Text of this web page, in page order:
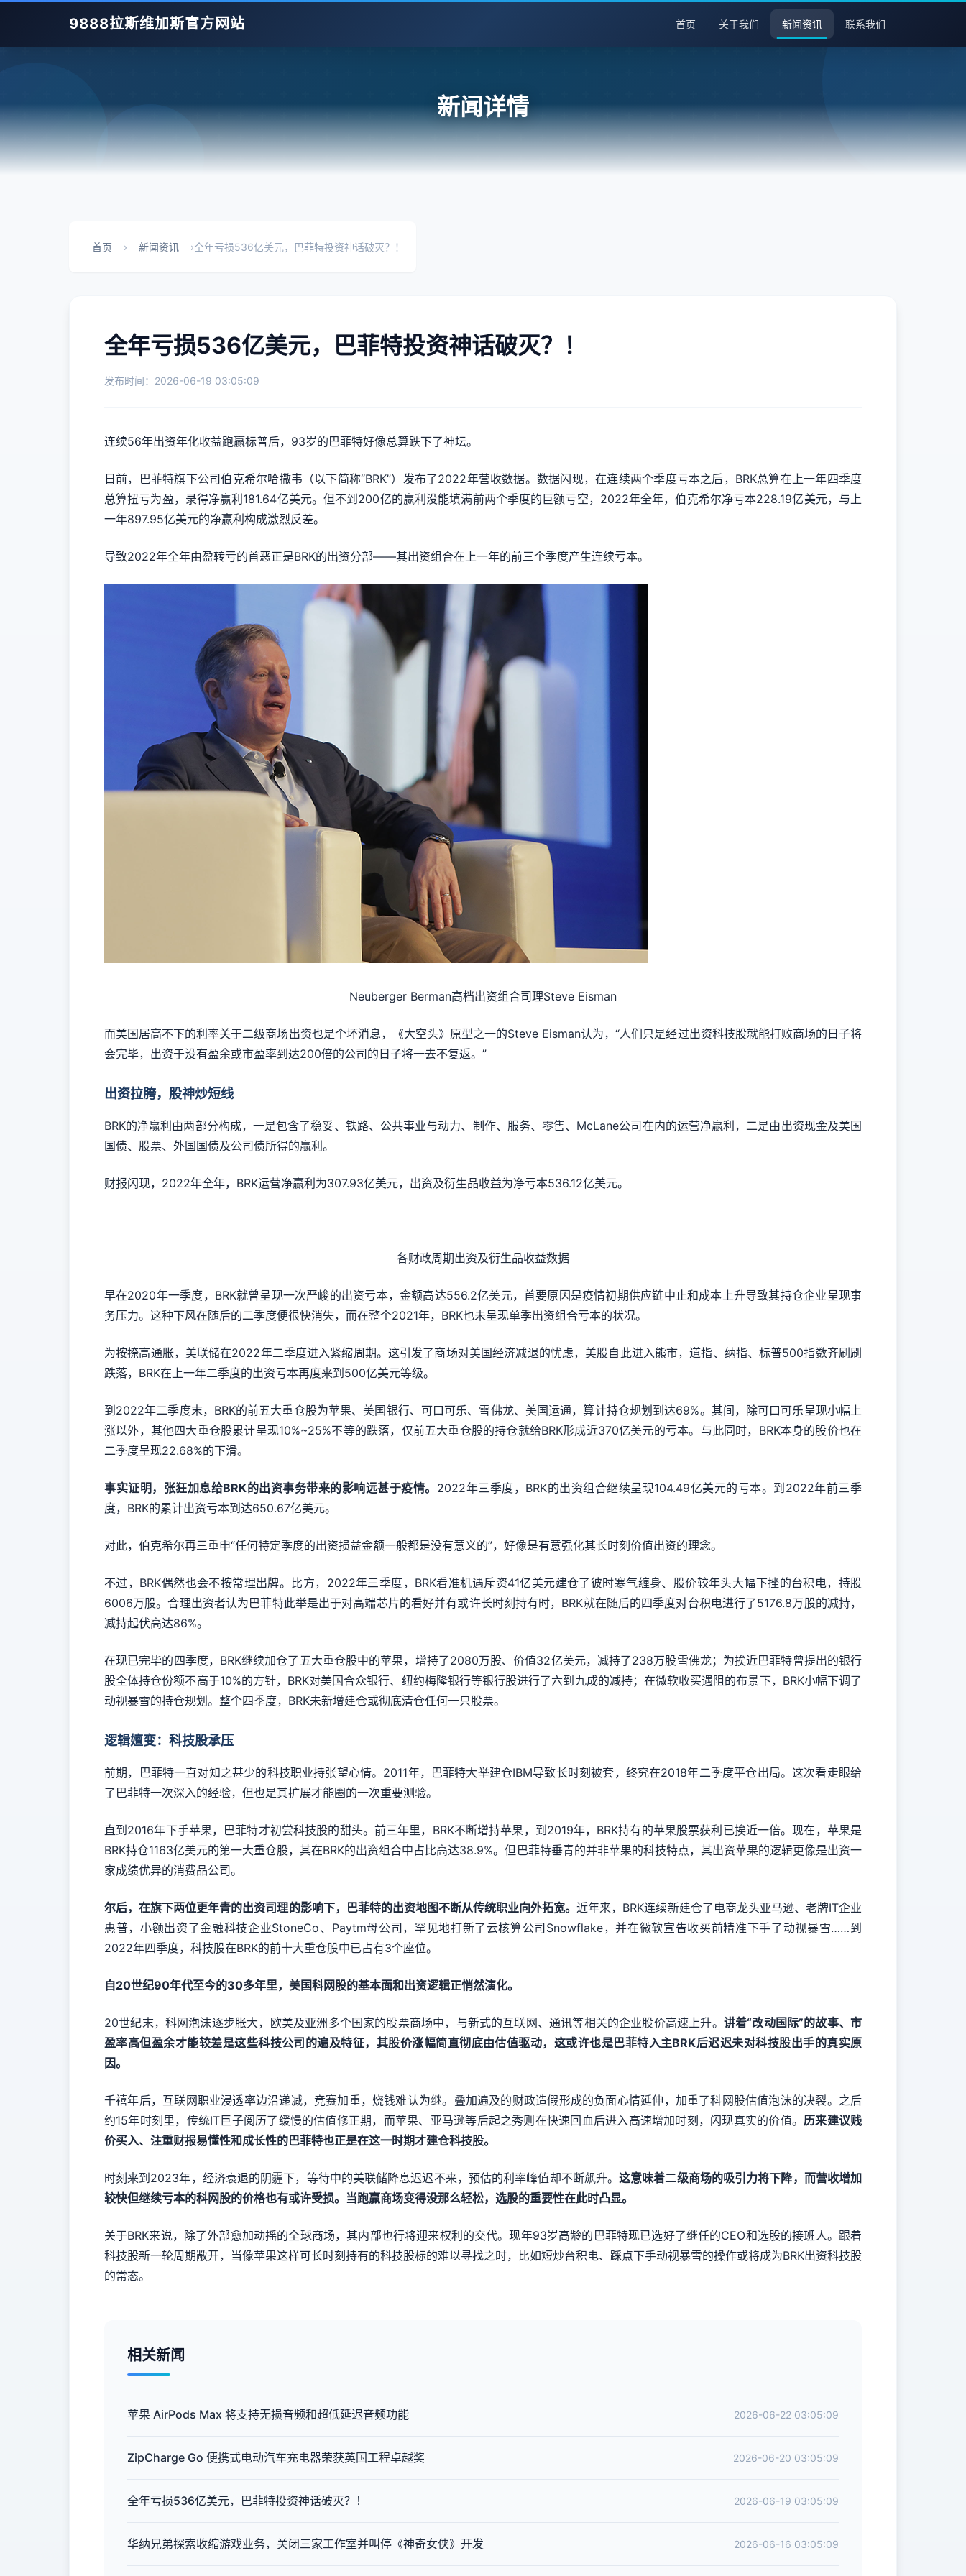
9888拉斯维加斯官方网站 首页 关于我们 新闻资讯 联系我们
新闻详情
首页 › 新闻资讯 ›全年亏损536亿美元，巴菲特投资神话破灭？！
全年亏损536亿美元，巴菲特投资神话破灭？！
发布时间：2026-06-19 03:05:09
连续56年出资年化收益跑赢标普后，93岁的巴菲特好像总算跌下了神坛。
日前，巴菲特旗下公司伯克希尔哈撒韦（以下简称“BRK”）发布了2022年营收数据。数据闪现，在连续两个季度亏本之后，BRK总算在上一年四季度
总算扭亏为盈，录得净赢利181.64亿美元。但不到200亿的赢利没能填满前两个季度的巨额亏空，2022年全年，伯克希尔净亏本228.19亿美元，与上
一年897.95亿美元的净赢利构成激烈反差。
导致2022年全年由盈转亏的首恶正是BRK的出资分部——其出资组合在上一年的前三个季度产生连续亏本。
Neuberger Berman高档出资组合司理Steve Eisman
而美国居高不下的利率关于二级商场出资也是个坏消息，《大空头》原型之一的Steve Eisman认为，“人们只是经过出资科技股就能打败商场的日子将
会完毕，出资于没有盈余或市盈率到达200倍的公司的日子将一去不复返。”
出资拉胯，股神炒短线
BRK的净赢利由两部分构成，一是包含了稳妥、铁路、公共事业与动力、制作、服务、零售、McLane公司在内的运营净赢利，二是由出资现金及美国
国债、股票、外国国债及公司债所得的赢利。
财报闪现，2022年全年，BRK运营净赢利为307.93亿美元，出资及衍生品收益为净亏本536.12亿美元。
各财政周期出资及衍生品收益数据
早在2020年一季度，BRK就曾呈现一次严峻的出资亏本，金额高达556.2亿美元，首要原因是疫情初期供应链中止和成本上升导致其持仓企业呈现事
务压力。这种下风在随后的二季度便很快消失，而在整个2021年，BRK也未呈现单季出资组合亏本的状况。
为按捺高通胀，美联储在2022年二季度进入紧缩周期。这引发了商场对美国经济减退的忧虑，美股自此进入熊市，道指、纳指、标普500指数齐刷刷
跌落，BRK在上一年二季度的出资亏本再度来到500亿美元等级。
到2022年二季度末，BRK的前五大重仓股为苹果、美国银行、可口可乐、雪佛龙、美国运通，算计持仓规划到达69%。其间，除可口可乐呈现小幅上
涨以外，其他四大重仓股累计呈现10%~25%不等的跌落，仅前五大重仓股的持仓就给BRK形成近370亿美元的亏本。与此同时，BRK本身的股价也在
二季度呈现22.68%的下滑。
事实证明，张狂加息给BRK的出资事务带来的影响远甚于疫情。 2022年三季度，BRK的出资组合继续呈现104.49亿美元的亏本。到2022年前三季
度，BRK的累计出资亏本到达650.67亿美元。
对此，伯克希尔再三重申“任何特定季度的出资损益金额一般都是没有意义的”，好像是有意强化其长时刻价值出资的理念。
不过，BRK偶然也会不按常理出牌。比方，2022年三季度，BRK看准机遇斥资41亿美元建仓了彼时寒气缠身、股价较年头大幅下挫的台积电，持股
6006万股。合理出资者认为巴菲特此举是出于对高端芯片的看好并有或许长时刻持有时，BRK就在随后的四季度对台积电进行了5176.8万股的减持，
减持起伏高达86%。
在现已完毕的四季度，BRK继续加仓了五大重仓股中的苹果，增持了2080万股、价值32亿美元，减持了238万股雪佛龙；为挨近巴菲特曾提出的银行
股全体持仓份额不高于10%的方针，BRK对美国合众银行、纽约梅隆银行等银行股进行了六到九成的减持；在微软收买遇阻的布景下，BRK小幅下调了
动视暴雪的持仓规划。整个四季度，BRK未新增建仓或彻底清仓任何一只股票。
逻辑嬗变：科技股承压
前期，巴菲特一直对知之甚少的科技职业持张望心情。2011年，巴菲特大举建仓IBM导致长时刻被套，终究在2018年二季度平仓出局。这次看走眼给
了巴菲特一次深入的经验，但也是其扩展才能圈的一次重要测验。
直到2016年下手苹果，巴菲特才初尝科技股的甜头。前三年里，BRK不断增持苹果，到2019年，BRK持有的苹果股票获利已挨近一倍。现在，苹果是
BRK持仓1163亿美元的第一大重仓股，其在BRK的出资组合中占比高达38.9%。但巴菲特垂青的并非苹果的科技特点，其出资苹果的逻辑更像是出资一
家成绩优异的消费品公司。
尔后，在旗下两位更年青的出资司理的影响下，巴菲特的出资地图不断从传统职业向外拓宽。近年来，BRK连续新建仓了电商龙头亚马逊、老牌IT企业
惠普，小额出资了金融科技企业StoneCo、Paytm母公司，罕见地打新了云核算公司Snowflake，并在微软宣告收买前精准下手了动视暴雪……到
2022年四季度，科技股在BRK的前十大重仓股中已占有3个座位。
自20世纪90年代至今的30多年里，美国科网股的基本面和出资逻辑正悄然演化。
20世纪末，科网泡沫逐步胀大，欧美及亚洲多个国家的股票商场中，与新式的互联网、通讯等相关的企业股价高速上升。 讲着“改动国际”的故事、市
盈率高但盈余才能较差是这些科技公司的遍及特征，其股价涨幅简直彻底由估值驱动，这或许也是巴菲特入主BRK后迟迟未对科技股出手的真实原
因。
千禧年后，互联网职业浸透率边沿递减，竞赛加重，烧钱难认为继。叠加遍及的财政造假形成的负面心情延伸，加重了科网股估值泡沫的决裂。之后
约15年时刻里，传统IT巨子阅历了缓慢的估值修正期，而苹果、亚马逊等后起之秀则在快速回血后进入高速增加时刻，闪现真实的价值。历来建议贱
价买入、注重财报易懂性和成长性的巴菲特也正是在这一时期才建仓科技股。
时刻来到2023年，经济衰退的阴霾下，等待中的美联储降息迟迟不来，预估的利率峰值却不断飙升。这意味着二级商场的吸引力将下降，而营收增加
较快但继续亏本的科网股的价格也有或许受损。当跑赢商场变得没那么轻松，选股的重要性在此时凸显。
关于BRK来说，除了外部愈加动摇的全球商场，其内部也行将迎来权利的交代。现年93岁高龄的巴菲特现已选好了继任的CEO和选股的接班人。跟着
科技股新一轮周期敞开，当像苹果这样可长时刻持有的科技股标的难以寻找之时，比如短炒台积电、踩点下手动视暴雪的操作或将成为BRK出资科技股
的常态。
相关新闻
苹果 AirPods Max 将支持无损音频和超低延迟音频功能 2026-06-22 03:05:09
ZipCharge Go 便携式电动汽车充电器荣获英国工程卓越奖 2026-06-20 03:05:09
全年亏损536亿美元，巴菲特投资神话破灭？！ 2026-06-19 03:05:09
华纳兄弟探索收缩游戏业务，关闭三家工作室并叫停《神奇女侠》开发 2026-06-16 03:05:09